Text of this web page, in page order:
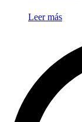
Leer más